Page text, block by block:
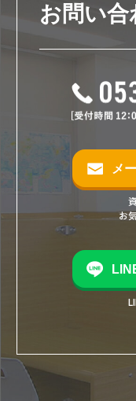
お問い合
メ
お